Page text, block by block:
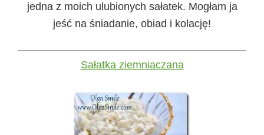
jedna z moich ulubionych sałatek. Mogłam ja
jeść na śniadanie, obiad i kolację!
Sałatka ziemniaczana